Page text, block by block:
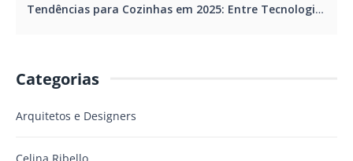
Tendências para Cozinhas em 2025: Entre Tecnologia e Aconchego
Categorias
Arquitetos e Designers
Celina Ribello